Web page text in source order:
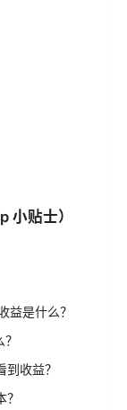
贴士）
是什么？
收益？